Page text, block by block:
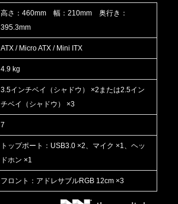
高さ：460mm 幅：210mm 奥行き：
395.3mm
ATX / Micro ATX / Mini ITX
4.9 kg
3.5インチベイ（シャドウ） ×2または2.5イン
チベイ（シャドウ） ×3
7
トップポート：USB3.0 ×2、マイク ×1、ヘッ
ドホン ×1
フロント：アドレサブルRGB 12cm ×3